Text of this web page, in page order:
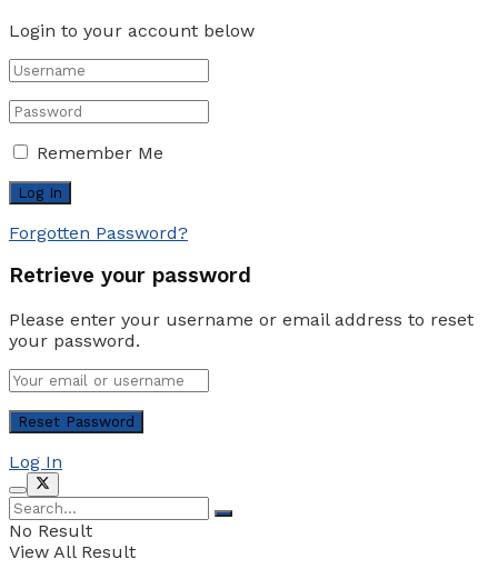
Login to your account below
Remember Me
Forgotten Password?
Retrieve your password
Please enter your username or email address to reset
your password.
Log In
No Result
View All Result